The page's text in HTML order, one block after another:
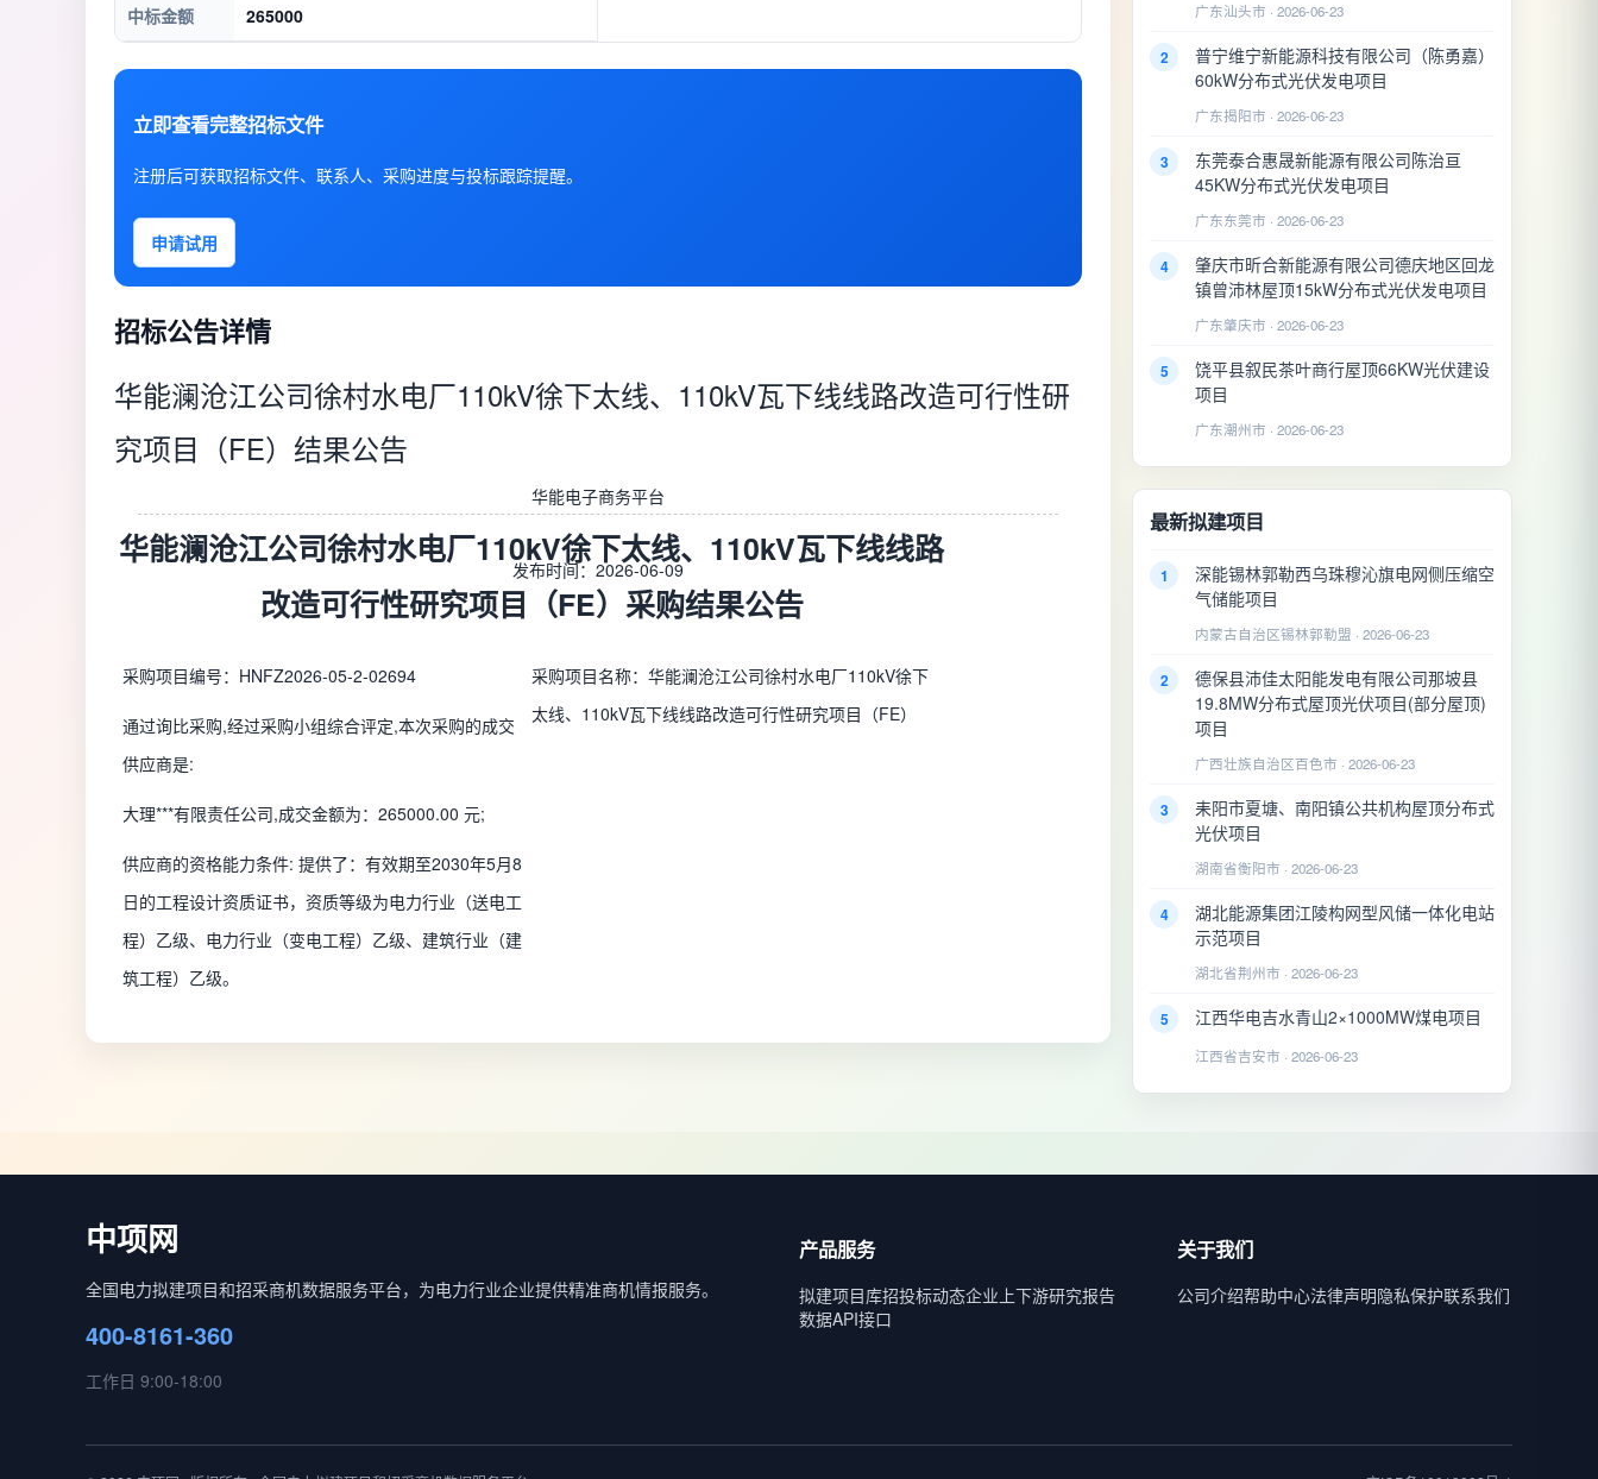
中标金额 265000
立即查看完整招标文件
注册后可获取招标文件、联系人、采购进度与投标跟踪提醒。
申请试用
招标公告详情
华能澜沧江公司徐村水电厂110kV徐下太线、110kV瓦下线线路改造可行性研
究项目（FE）结果公告
华能电子商务平台
发布时间：2026-06-09
华能澜沧江公司徐村水电厂110kV徐下太线、110kV瓦下线线路
改造可行性研究项目（FE）采购结果公告
采购项目编号：HNFZ2026-05-2-02694
通过询比采购,经过采购小组综合评定,本次采购的成交
供应商是:
大理***有限责任公司,成交金额为：265000.00 元;
供应商的资格能力条件: 提供了：有效期至2030年5月8
日的工程设计资质证书，资质等级为电力行业（送电工
程）乙级、电力行业（变电工程）乙级、建筑行业（建
筑工程）乙级。
采购项目名称：华能澜沧江公司徐村水电厂110kV徐下
太线、110kV瓦下线线路改造可行性研究项目（FE）
广东汕头市 · 2026-06-23
2
普宁维宁新能源科技有限公司（陈勇嘉）
60kW分布式光伏发电项目
广东揭阳市 · 2026-06-23
3
东莞泰合惠晟新能源有限公司陈治亘
45KW分布式光伏发电项目
广东东莞市 · 2026-06-23
4
肇庆市昕合新能源有限公司德庆地区回龙
镇曾沛林屋顶15kW分布式光伏发电项目
广东肇庆市 · 2026-06-23
5
饶平县叙民茶叶商行屋顶66KW光伏建设
项目
广东潮州市 · 2026-06-23
最新拟建项目
1
深能锡林郭勒西乌珠穆沁旗电网侧压缩空
气储能项目
内蒙古自治区锡林郭勒盟 · 2026-06-23
2
德保县沛佳太阳能发电有限公司那坡县
19.8MW分布式屋顶光伏项目(部分屋顶)
项目
广西壮族自治区百色市 · 2026-06-23
3
耒阳市夏塘、南阳镇公共机构屋顶分布式
光伏项目
湖南省衡阳市 · 2026-06-23
4
湖北能源集团江陵构网型风储一体化电站
示范项目
湖北省荆州市 · 2026-06-23
5 江西华电吉水青山2×1000MW煤电项目
江西省吉安市 · 2026-06-23
中项网
全国电力拟建项目和招采商机数据服务平台，为电力行业企业提供精准商机情报服务。
400-8161-360
工作日 9:00-18:00
产品服务
拟建项目库招投标动态企业上下游研究报告
数据API接口
关于我们
公司介绍帮助中心法律声明隐私保护联系我们